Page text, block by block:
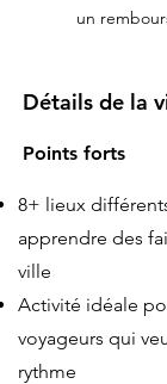
un
Détails de la
Points forts
8+ lieux
apprendre des
ville
Activité idéale
voyageurs qui
rythme